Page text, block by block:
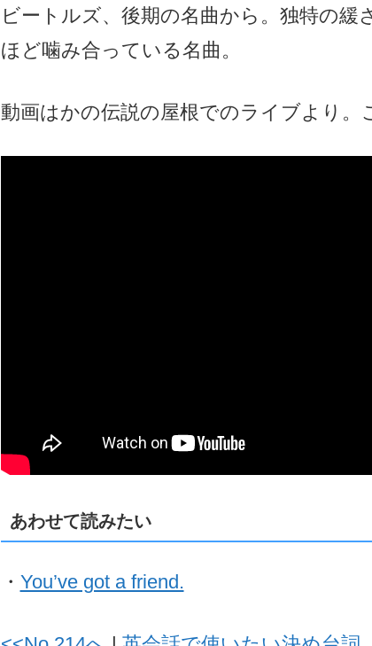
ビートルズ、後期の名曲から。独特の緩
ほど噛み合っている名曲。
動画はかの伝説の屋根でのライブより。
あわせて読みたい
・ You’ve got a friend.